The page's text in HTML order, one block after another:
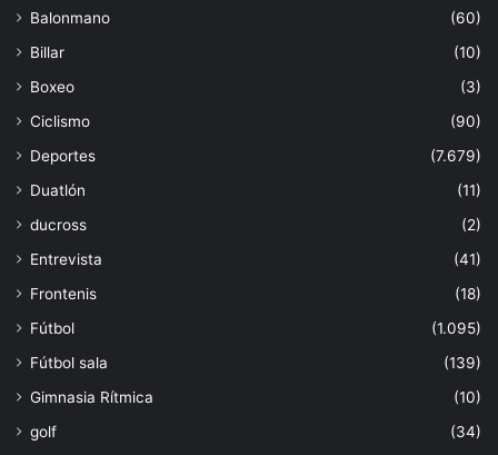
Balonmano
(60)
Billar
(10)
Boxeo
(3)
Ciclismo
(90)
Deportes
(7.679)
Duatlón
(11)
ducross
(2)
Entrevista
(41)
Frontenis
(18)
Fútbol
(1.095)
Fútbol sala
(139)
Gimnasia Rítmica
(10)
golf
(34)